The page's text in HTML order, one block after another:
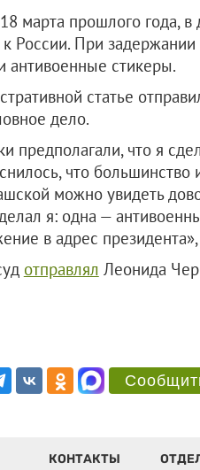
18 марта прошлого года,
России. При
антивоенные стикеры.
статье
дело.
предполагали, что я
что
можно увидеть
я: одна —
в адрес
отправлял Леонида
КОНТАКТЫ